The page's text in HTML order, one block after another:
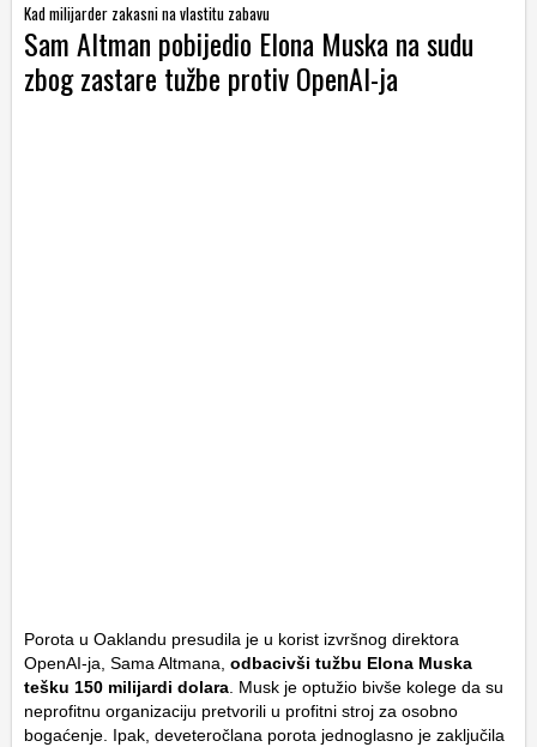
Kad milijarder zakasni na vlastitu zabavu
Sam Altman pobijedio Elona Muska na sudu
zbog zastare tužbe protiv OpenAI-ja
Porota u Oaklandu presudila je u korist izvršnog direktora
OpenAI-ja, Sama Altmana, odbacivši tužbu Elona Muska
tešku 150 milijardi dolara. Musk je optužio bivše kolege da su
neprofitnu organizaciju pretvorili u profitni stroj za osobno
bogaćenje. Ipak, deveteročlana porota jednoglasno je zaključila